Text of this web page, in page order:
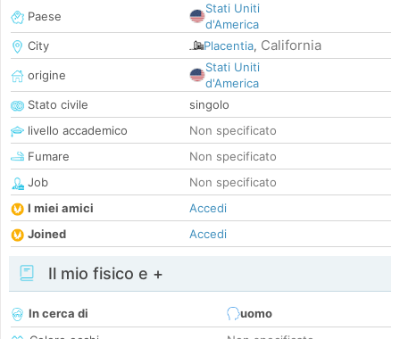
Paese
Stati Uniti
d'America
City
Placentia, California
origine
Stati Uniti
d'America
Stato civile
singolo
livello accademico
Non specificato
Fumare
Non specificato
Job
Non specificato
I miei amici
Accedi
Joined
Accedi
Il mio fisico e +
In cerca di
uomo